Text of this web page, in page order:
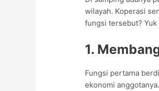
wilayah. Koperasi
fungsi tersebut? Yuk
1.
Fungsi pertama
ekonomi